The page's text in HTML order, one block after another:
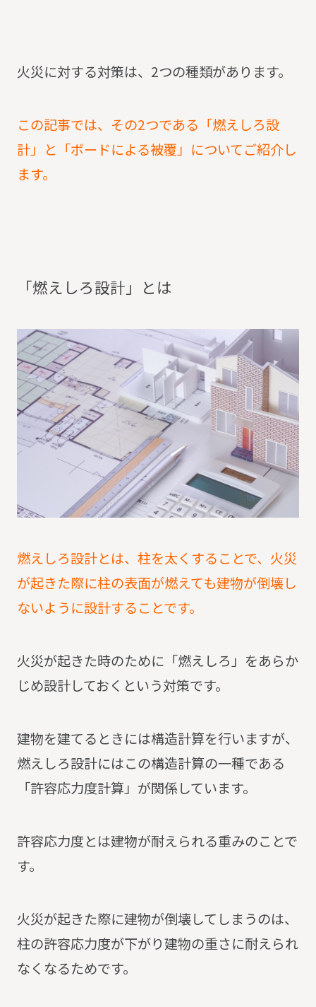
火災に対する対策は、2つの種類があります。
この記事では、その2つである「燃えしろ設
計」と「ボードによる被覆」についてご紹介し
ます。
「燃え しろ設計 」 とは
燃えしろ設計とは、柱を太くすることで、火災
が起きた際に柱の表面が燃えても建物が倒壊し
ないように設計することです。
火災が起きた時のために「燃えしろ」をあらか
じめ設計しておくという対策です。
建物を建てるときには構造計算を行いますが、
燃えしろ設計にはこの構造計算の一種である
「許容応力度計算」が関係しています。
許容応力度とは建物が耐えられる重みのことで
す。
火災が起きた際に建物が倒壊してしまうのは、
柱の許容応力度が下がり建物の重さに耐えられ
なくなるためです。